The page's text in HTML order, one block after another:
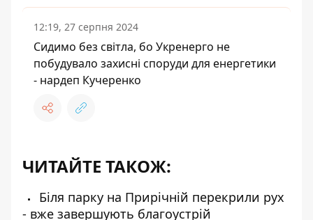
12:19, 27 серпня 2024
Сидимо без світла, бо Укренерго не
побудувало захисні споруди для енергетики
- нардеп Кучеренко
ЧИТАЙТЕ ТАКОЖ:
Біля парку на Прирічній перекрили рух
- вже завершують благоустрій